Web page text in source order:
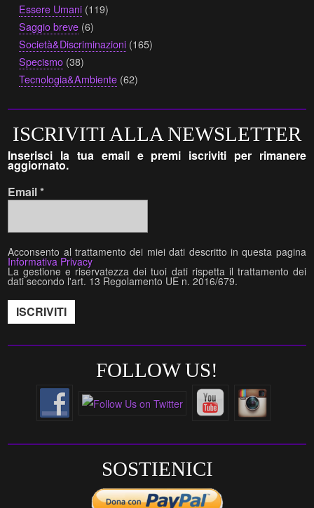
Essere Umani (119)
Saggio breve (6)
Società&Discriminazioni (165)
Specismo (38)
Tecnologia&Ambiente (62)
ISCRIVITI ALLA NEWSLETTER
Inserisci la tua email e premi iscriviti per rimanere
aggiornato.
Email*
Acconsento al trattamento dei miei dati descritto in questa pagina
Informativa Privacy
La gestione e riservatezza dei tuoi dati rispetta il trattamento dei
dati secondo l'art. 13 Regolamento UE n. 2016/679.
FOLLOW US!
SOSTIENICI